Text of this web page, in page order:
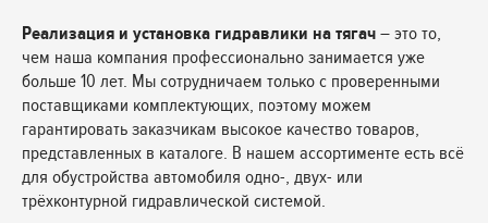
Реализация и установка гидравлики на тягач – это то,
чем наша компания профессионально занимается уже
больше 10 лет. Мы сотрудничаем только с проверенными
поставщиками комплектующих, поэтому можем
гарантировать заказчикам высокое качество товаров,
представленных в каталоге. В нашем ассортименте есть всё
для обустройства автомобиля одно-, двух- или
трёхконтурной гидравлической системой.